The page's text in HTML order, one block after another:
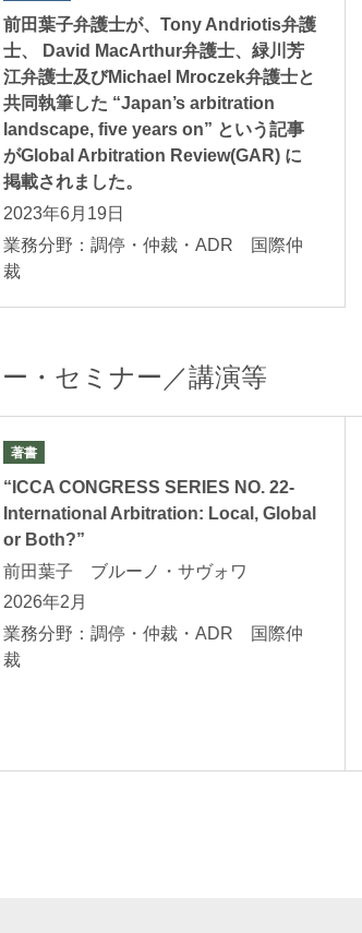
前田葉子弁護士が、Tony Andriotis弁護
士、 David MacArthur弁護士、緑川芳
江弁護士及びMichael Mroczek弁護士と
共同執筆した “Japan’s arbitration
landscape, five years on” という記事
がGlobal Arbitration Review(GAR) に
掲載されました。
2023年6月19日
業務分野：調停・仲裁・ADR 国際仲
裁
・セミナー／講演等
著書
“ICCA CONGRESS SERIES NO. 22-
International Arbitration: Local, Global
or Both?”
前田葉子 ブルーノ・サヴォワ
2026年2月
業務分野：調停・仲裁・ADR 国際仲
裁